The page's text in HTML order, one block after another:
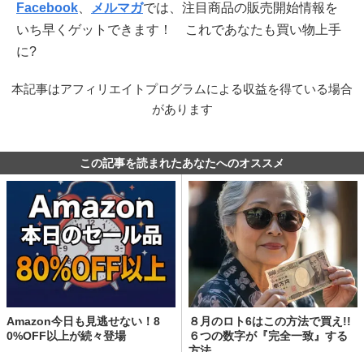
Facebook
メルマガでは、注目商品の販売開始情報を
いち早くゲットできます！ これであなたも買い物上手
に?
本記事はアフィリエイトプログラムによる収益を得ている場合
があります
この記事を読まれたあなたへのオススメ
Amazon今日も見逃せない！8
0%OFF以上が続々登場
８月のロト6はこの方法で買え!!
６つの数字が『完全一致』する